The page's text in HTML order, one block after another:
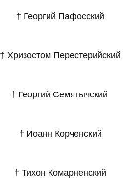
† Георгий Пафосский
† Хризостом Перестерийский
† Георгий Семятычский
† Иоанн Корченский
† Тихон Комарненский